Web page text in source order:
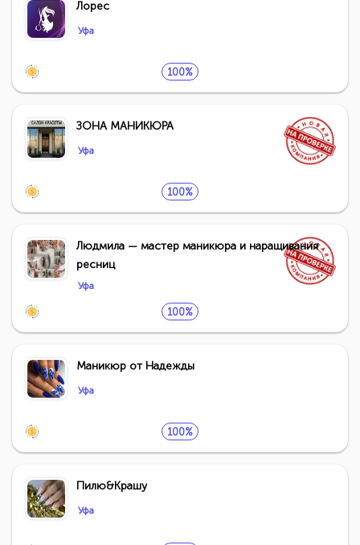
Лорес
Уфа
100%
ЗОНА МАНИКЮРА
Уфа
100%
Людмила — мастер маникюра и наращивания
ресниц
Уфа
100%
Маникюр от Надежды
Уфа
100%
Пилю&Крашу
Уфа